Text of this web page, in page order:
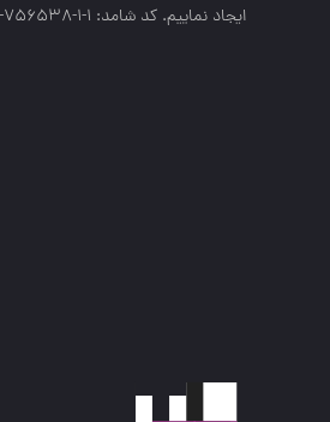
ايجاد نماييم. کد شامد: 1-1-756538-65-0-2